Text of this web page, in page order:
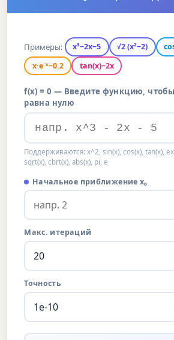
Примеры: x³−2x−5 √2 (x²−2)
x·e⁻ˣ−0.2
tan(x)−2x
f(x) = 0 — Введите функцию,
равна нулю
Поддерживаются: x^2, sin(x), cos(x), tan(x),
sqrt(x), cbrt(x), abs(x), pi, e
Начальное приближение x₀
Макс. итераций
Точность